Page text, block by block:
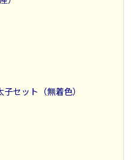
セット（無着色）